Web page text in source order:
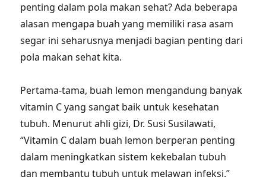
penting dalam pola makan sehat? Ada beberapa
alasan mengapa buah yang memiliki rasa asam
segar ini seharusnya menjadi bagian penting dari
pola makan sehat kita.
Pertama-tama, buah lemon mengandung banyak
vitamin C yang sangat baik untuk kesehatan
tubuh. Menurut ahli gizi, Dr. Susi Susilawati,
“Vitamin C dalam buah lemon berperan penting
dalam meningkatkan sistem kekebalan tubuh
dan membantu tubuh untuk melawan infeksi.”